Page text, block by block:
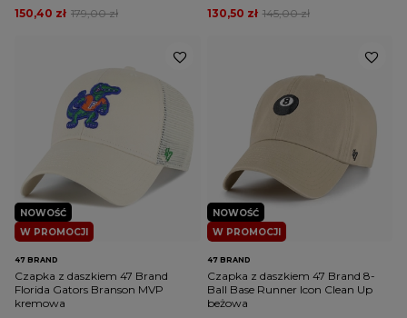
179,00 zł
150,40 zł
145,00 zł
130,50 zł
W PROMOCJI
NOWOŚĆ
47 BRAND
Czapka z daszkiem 47 Brand
Florida Gators Branson MVP
kremowa
W PROMOCJI
NOWOŚĆ
47 BRAND
Czapka z daszkiem 47 Brand 8-
Ball Base Runner Icon Clean Up
beżowa